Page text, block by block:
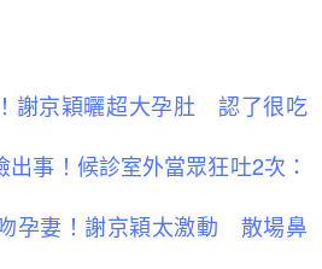
謝京穎曬超大孕肚 認了很吃
事！候診室外當眾狂吐2次：
孕妻！謝京穎太激動 散場鼻